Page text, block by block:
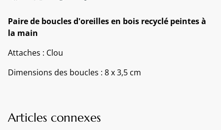
Paire de boucles d'oreilles en bois recyclé peintes à
la main
Attaches : Clou
Dimensions des boucles : 8 x 3,5 cm
Articles connexes